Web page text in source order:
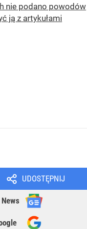
nie podano powodów
ją z artykułami
UDOSTĘPNIJ